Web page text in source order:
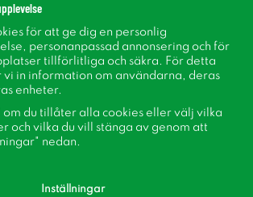
för att ge dig en personlig
personanpassad annonsering och för
tillförlitliga och säkra. För detta
vi in information om användarna, deras
enheter.
om du tillåter alla cookies eller välj vilka
och vilka du vill stänga av genom att
nedan.
Inställningar